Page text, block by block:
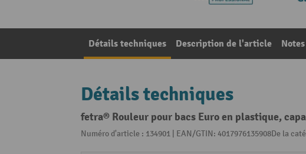
Détails techniques Description de l'article
Détails techniques
fetra® Rouleur pour bacs Euro en plastique,
Numéro d'article : 134901 | EAN/GTIN: 4017976135908De la